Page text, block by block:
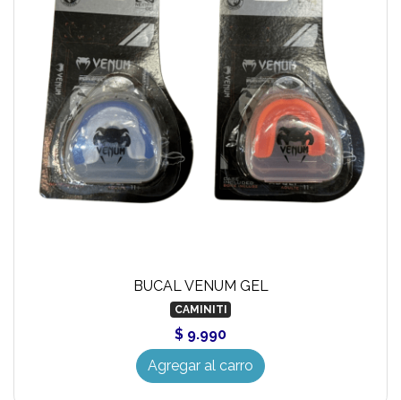
BUCAL VENUM GEL
CAMINITI
$ 9.990
Agregar al carro